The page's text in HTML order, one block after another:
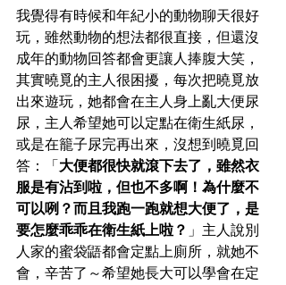
我覺得有時候和年紀小的動物聊天很好
玩，雖然動物的想法都很直接，但還沒
成年的動物回答都會更讓人捧腹大笑，
其實曉覓的主人很困擾，每次把曉覓放
出來遊玩，她都會在主人身上亂大便尿
尿，主人希望她可以定點在衛生紙尿，
或是在籠子尿完再出來，沒想到曉覓回
答：「 大便都很快就滾下去了，雖然衣
服是有沾到啦，但也不多啊！為什麼不
可以咧？而且我跑一跑就想大便了，是
要怎麼乖乖在衛生紙上啦？ 」主人說別
人家的蜜袋鼯都會定點上廁所，就她不
會，辛苦了～希望她長大可以學會在定